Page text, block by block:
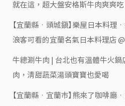
就在這，超大盤安格斯牛肉爽爽
【宜蘭縣‧頭城鎮】樂屋日本料理
浪客可看的宜蘭名氣日本料理店
牛總涮牛肉 | 台北也有溫體牛火
肉，清甜蔬菜湯頭寶寶也愛喝
【宜蘭縣‧宜蘭市】熊來了咖啡廳